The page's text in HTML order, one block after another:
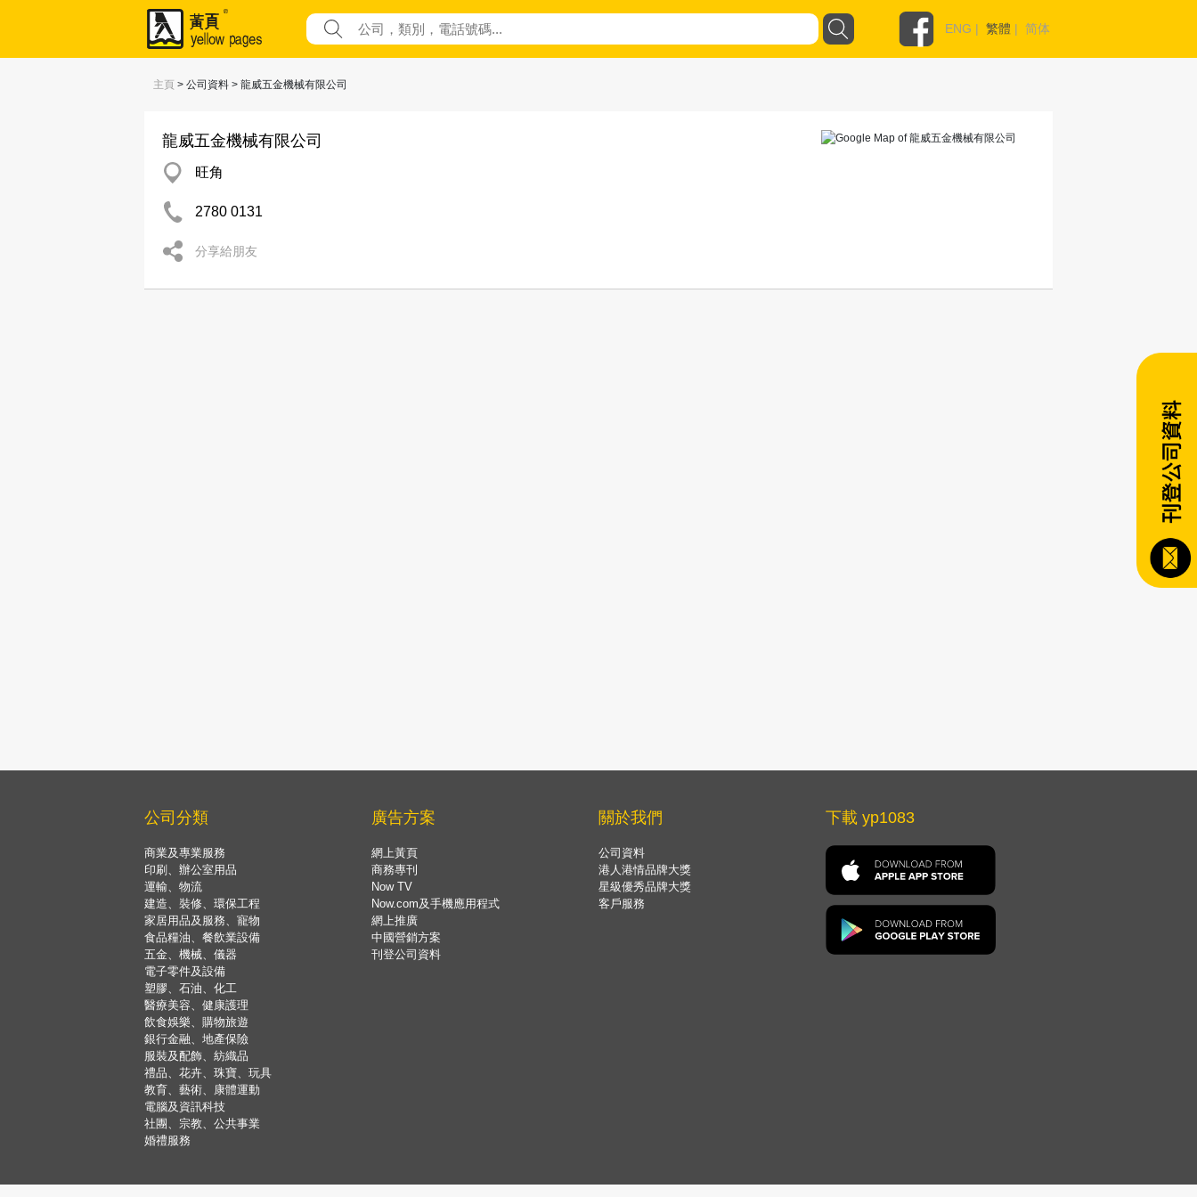
ENG | 繁體 | 简体
主頁 > 公司資料 > 龍威五金機械有限公司
龍威五金機械有限公司
旺角
2780 0131
分享給朋友
公司分類
商業及專業服務
印刷、辦公室用品
運輸、物流
建造、裝修、環保工程
家居用品及服務、寵物
食品糧油、餐飲業設備
五金、機械、儀器
電子零件及設備
塑膠、石油、化工
醫療美容、健康護理
飲食娛樂、購物旅遊
銀行金融、地產保險
服裝及配飾、紡織品
禮品、花卉、珠寶、玩具
教育、藝術、康體運動
電腦及資訊科技
社團、宗教、公共事業
婚禮服務
廣告方案
網上黃頁
商務專刊
Now TV
Now.com及手機應用程式
網上推廣
中國營銷方案
刊登公司資料
關於我們
公司資料
港人港情品牌大獎
星級優秀品牌大獎
客戶服務
下載 yp1083